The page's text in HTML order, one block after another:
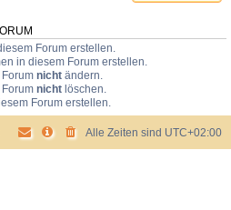
Forum erstellen.
in diesem Forum erstellen.
nicht ändern.
nicht löschen.
Forum erstellen.
Alle Zeiten sind UTC+02:00